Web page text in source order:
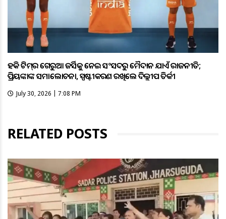
ହକି ଟିମ୍‌ର ଗେରୁଆ ଜର୍ସିକୁ ନେଇ ସଂସଦରୁ ମୈଦାନ ଯାଏଁ ରାଜନୀତି;
ପ୍ରିୟଙ୍କାଙ୍କ ସମାଲୋଚନା, ସ୍ପଷ୍ଟୀକରଣ ରଖିଲେ ଦିଲ୍ଲୀପ ତିର୍କୀ
July 30, 2026 | 7:08 PM
RELATED POSTS